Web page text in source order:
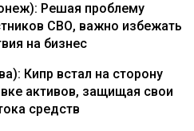
Решая проблему
СВО, важно избежать
на бизнес
Кипр встал на сторону
активов, защищая свои
средств